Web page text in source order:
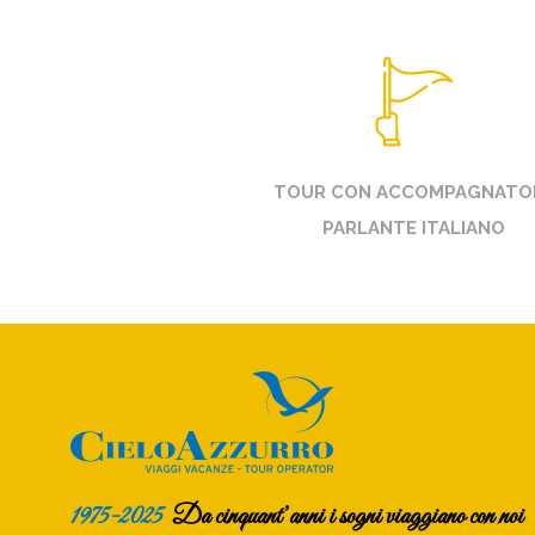
TOUR CON
PARLANTE ITALIANO
1975-2025Da cinquant’anni i sogni viaggiano con noi